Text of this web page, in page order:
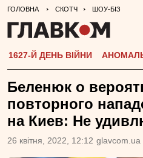
ГОЛОВНА СКОТЧ ШОУ-БІЗ
1627-Й ДЕНЬ ВІЙНИ
Беленюк о
повторного
на Киев: Не
26 квiтня, 2022, 12:12 glavcom.ua